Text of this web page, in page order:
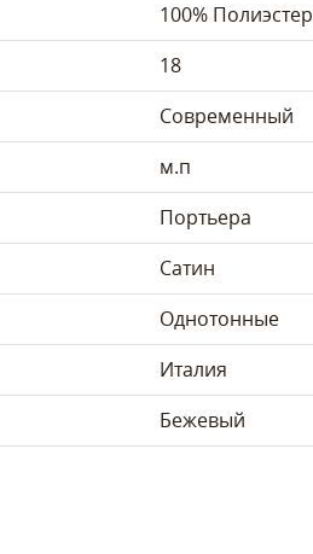
100% Полиэстер
18
Современный
м.п
Портьера
Сатин
Однотонные
Италия
Бежевый